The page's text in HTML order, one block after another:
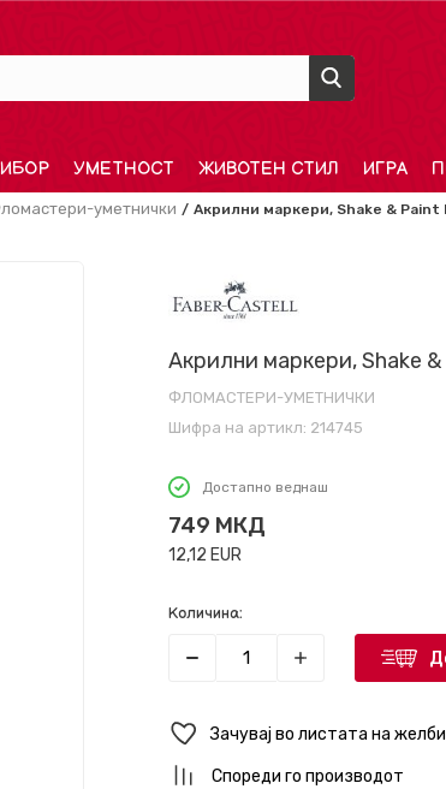
УМЕТНОСТ ЖИВОТЕН СТИЛ ИГРА
уметнички Акрилни маркери, Shake &
Акрилни маркери, Shake
ФЛОМАСТЕРИ-УМЕТНИЧКИ
Шифра на артикл: 214745
Достапно веднаш
749 МКД
12,12 EUR
Количина:
Зачувај во листата на желби
Спореди го производот